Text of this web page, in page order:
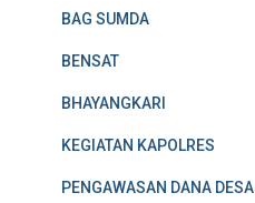
BAG SUMDA
BENSAT
BHAYANGKARI
KEGIATAN KAPOLRES
PENGAWASAN DANA DESA